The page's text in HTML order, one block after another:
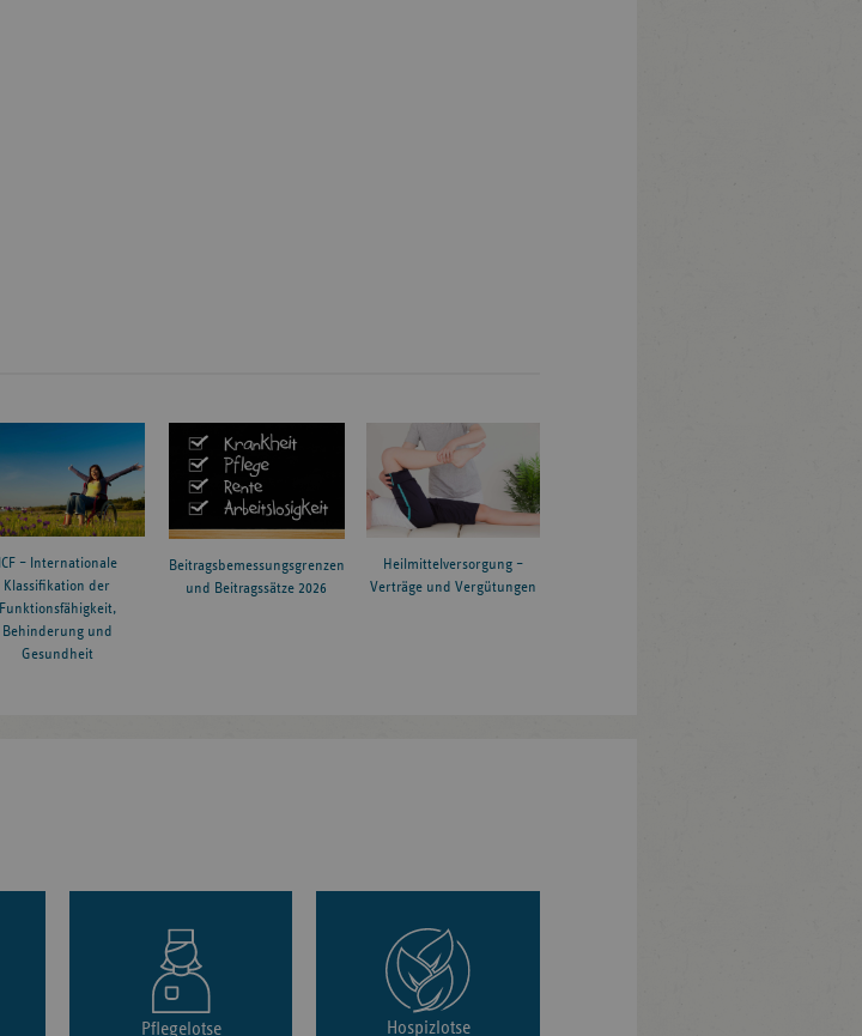
ICF – Internationale
Klassifikation der
Funktionsfähigkeit,
Behinderung und
Gesundheit
Beitragsbemessungsgrenzen
und Beitragssätze 2026
Heilmittelversorgung –
Verträge und Vergütungen
Pflegelotse Hospizlotse